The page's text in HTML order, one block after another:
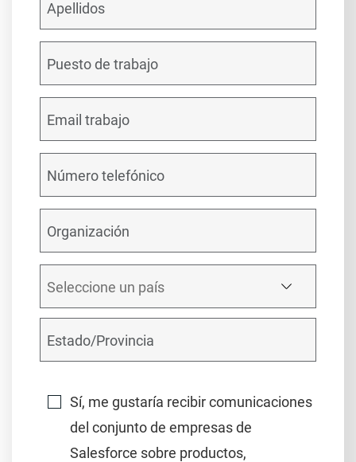
Sí, me gustaría recibir comunicaciones
del conjunto de empresas de
Salesforce sobre productos,